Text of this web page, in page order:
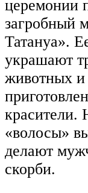
церемонии
загробный
Татануа».
украшают
животных и
красители.
«волосы»
делают
скорби.